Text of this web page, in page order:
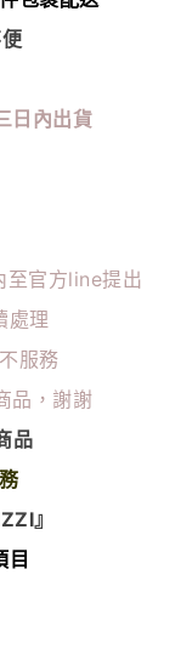
日內出貨
至官方line提出
處理
服務
品，謝謝
品
』
目